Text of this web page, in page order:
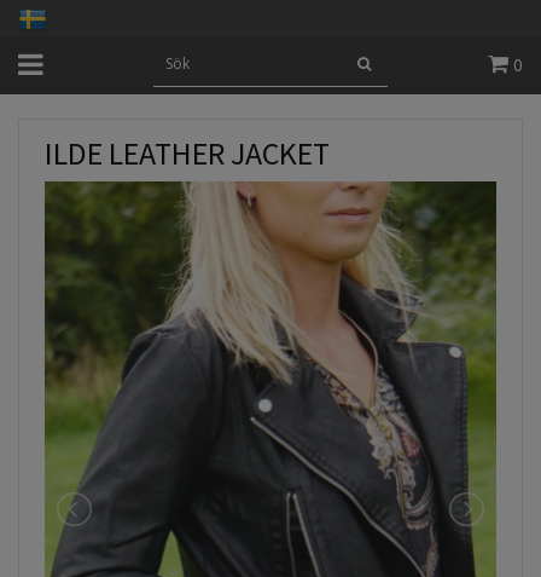
0
ILDE LEATHER JACKET